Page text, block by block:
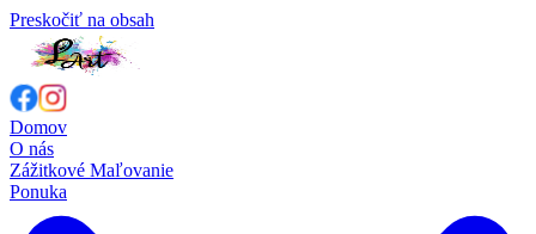
Preskočiť na obsah
Domov
O nás
Zážitkové Maľovanie
Ponuka